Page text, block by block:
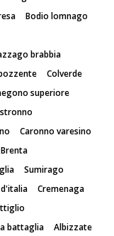
Bodio lomnago
brabbia
Colverde
superiore
Caronno varesino
Brenta
Sumirago
Cremenaga
battaglia
Albizzate